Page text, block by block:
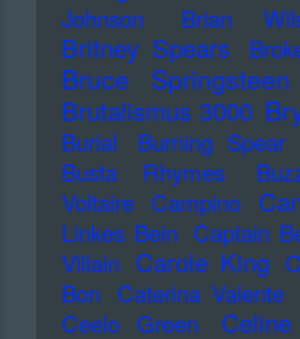
Johnson
Brian
Britney Spears
Bruce Springsteen
Brutalismus 3000
Burial Burning Spear
Busta Rhymes
Voltaire Campino
Linkes Bein Captain
Villain Carole King
Bon
Caterina Valente
Ceelo Green